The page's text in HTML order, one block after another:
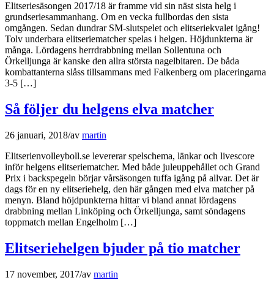
Elitseriesäsongen 2017/18 är framme vid sin näst sista helg i
grundseriesammanhang. Om en vecka fullbordas den sista
omgången. Sedan dundrar SM-slutspelet och elitseriekvalet igång!
Tolv underbara elitseriematcher spelas i helgen. Höjdunkterna är
många. Lördagens herrdrabbning mellan Sollentuna och
Örkelljunga är kanske den allra största nagelbitaren. De båda
kombattanterna slåss tillsammans med Falkenberg om placeringarna
3-5 […]
Så följer du helgens elva matcher
26 januari, 2018/av martin
Elitserienvolleyboll.se levererar spelschema, länkar och livescore
inför helgens elitseriematcher. Med både juleuppehållet och Grand
Prix i backspegeln börjar vårsäsongen tuffa igång på allvar. Det är
dags för en ny elitseriehelg, den här gången med elva matcher på
menyn. Bland höjdpunkterna hittar vi bland annat lördagens
drabbning mellan Linköping och Örkelljunga, samt söndagens
toppmatch mellan Engelholm […]
Elitseriehelgen bjuder på tio matcher
17 november, 2017/av martin